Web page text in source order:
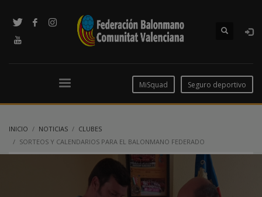
MiSquad Seguro deportivo
INICIO NOTICIAS
CLUBES
SORTEOS Y CALENDARIOS PARA EL BALONMANO FEDERADO